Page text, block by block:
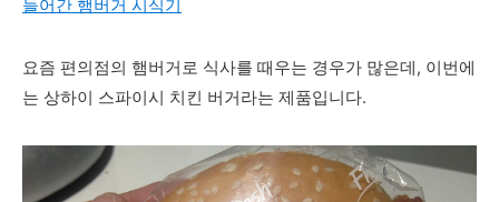
들어간 햄버거 시식기
요즘 편의점의 햄버거로 식사를 때우는 경우가 많은데, 이번에
는 상하이 스파이시 치킨 버거라는 제품입니다.